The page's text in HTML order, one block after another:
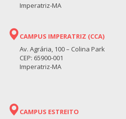
Imperatriz-MA
CAMPUS IMPERATRIZ (CCA)
Av. Agrária, 100 – Colina Park
CEP: 65900-001
Imperatriz-MA
CAMPUS ESTREITO